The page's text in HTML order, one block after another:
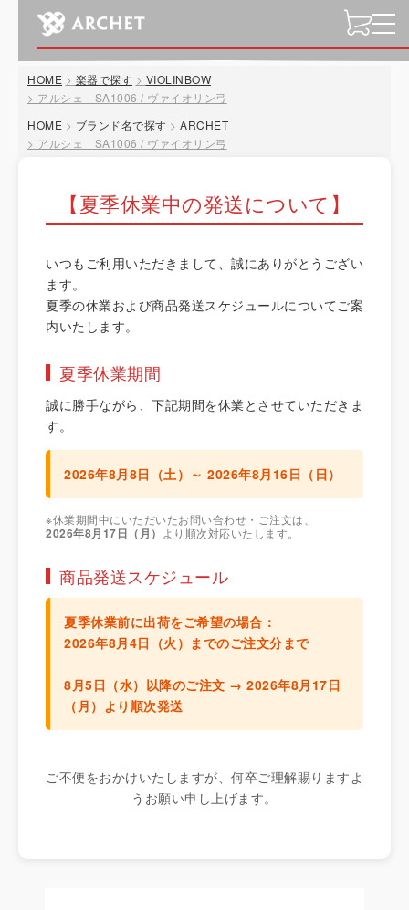
t
o
g
HOME 楽器で探す
VIOLINBOW
アルシェ SA1006 / ヴァイオリン弓
HOME
ブランド名で探す
ARCHET
アルシェ SA1006 / ヴァイオリン弓
【夏季休業中の発送について】
いつもご利用いただきまして、誠にありがとうござい
ます。
夏季の休業および商品発送スケジュールについてご案
内いたします。
夏季休業期間
誠に勝手ながら、下記期間を休業とさせていただきま
す。
2026年8月8日（土）～ 2026年8月16日（日）
※休業期間中にいただいたお問い合わせ・ご注文は、
2026年8月17日（月） より順次対応いたします。
商品発送スケジュール
夏季休業前に出荷をご希望の場合：
2026年8月4日（火）までのご注文分まで
8月5日（水）以降のご注文 → 2026年8月17日
（月）より順次発送
ご不便をおかけいたしますが、何卒ご理解賜りますよ
うお願い申し上げます。